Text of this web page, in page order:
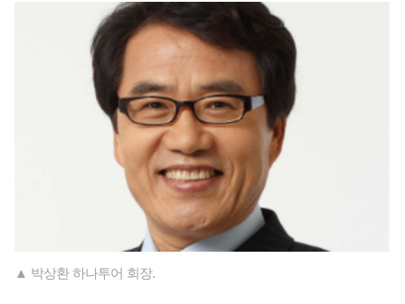
▲ 박상환 하나투어 회장.